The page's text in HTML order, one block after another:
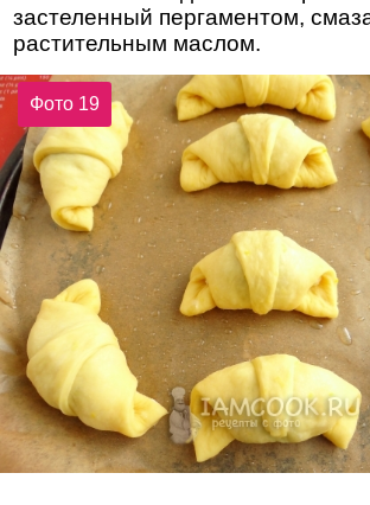
застеленный пергаментом,
растительным маслом.
Фото 19